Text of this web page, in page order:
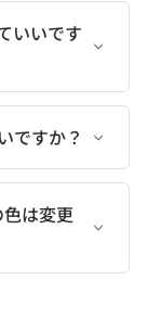
いいです
ですか？
は変更